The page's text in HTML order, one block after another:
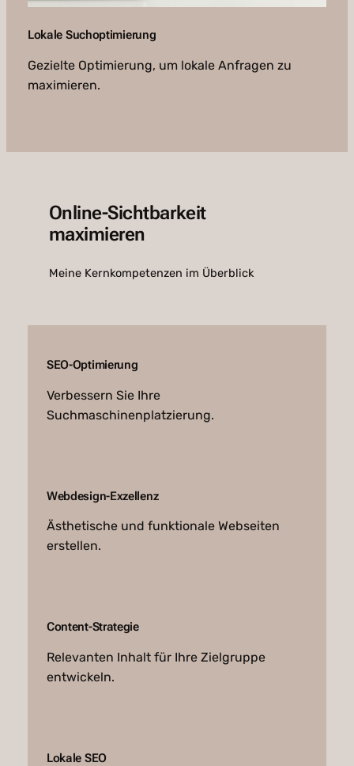
Lokale Suchoptimierung
Gezielte Optimierung, um lokale Anfragen zu
maximieren.
Online-Sichtbarkeit
maximieren
Meine Kernkompetenzen im Überblick
SEO-Optimierung
Verbessern Sie Ihre
Suchmaschinenplatzierung.
Webdesign-Exzellenz
Ästhetische und funktionale Webseiten
erstellen.
Content-Strategie
Relevanten Inhalt für Ihre Zielgruppe
entwickeln.
Lokale SEO